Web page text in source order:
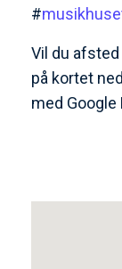
#
Vil du
på kortet
med Google